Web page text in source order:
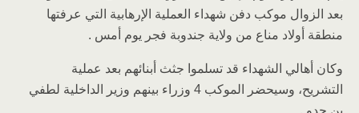
بعد الزوال موكب دفن شهداء العملية الإرهابية التي عرفتها
منطقة أولاد مناع من ولاية جندوبة فجر يوم أمس .
وكان أهالي الشهداء قد تسلموا جثث أبنائهم بعد عملية
التشريح، وسيحضر الموكب 4 وزراء بينهم وزير الداخلية لطفي
بن جدو .